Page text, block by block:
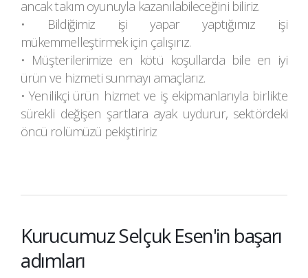
ancak takım oyunuyla kazanılabileceğini biliriz.
• Bildiğimiz işi yapar yaptığımız işi
mükemmelleştirmek için çalışırız.
• Müşterilerimize en kötü koşullarda bile en iyi
ürün ve hizmeti sunmayı amaçlarız.
• Yenilikçi ürün hizmet ve iş ekipmanlarıyla birlikte
sürekli değişen şartlara ayak uydurur, sektördeki
öncü rolümüzü pekiştiririz
Kurucumuz Selçuk Esen'in başarı
adımları